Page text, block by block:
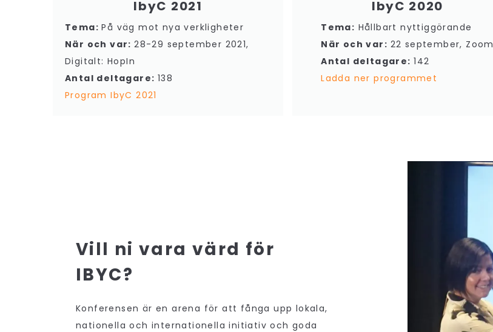
IbyC 2021
Tema:På väg mot nya verkligheter
När och var:28-29 september 2021,
Digitalt: HopIn
Antal deltagare: 138
Program IbyC 2021
IbyC 2020
Tema: Hållbart nyttiggörande
När och var: 22 september, Zoom
Antal deltagare:142
Ladda ner programmet
Vill ni vara värd för
IBYC?
Konferensen är en arena för att fånga upp lokala,
nationella och internationella initiativ och goda